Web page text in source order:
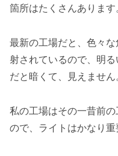
箇所はたくさんあります
最新の工場だと、色々
射されているので、明
だと暗くて、見えません
私の工場はその一昔前
ので、ライトはかなり重